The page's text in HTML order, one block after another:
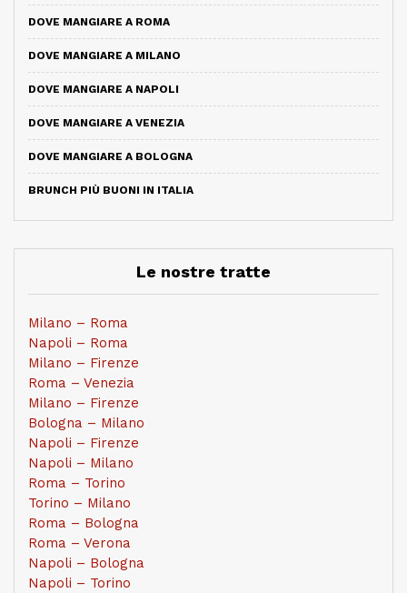
DOVE MANGIARE A ROMA
DOVE MANGIARE A MILANO
DOVE MANGIARE A NAPOLI
DOVE MANGIARE A VENEZIA
DOVE MANGIARE A BOLOGNA
BRUNCH PIÙ BUONI IN ITALIA
Le nostre tratte
Milano – Roma
Napoli – Roma
Milano – Firenze
Roma – Venezia
Milano – Firenze
Bologna – Milano
Napoli – Firenze
Napoli – Milano
Roma – Torino
Torino – Milano
Roma – Bologna
Roma – Verona
Napoli – Bologna
Napoli – Torino